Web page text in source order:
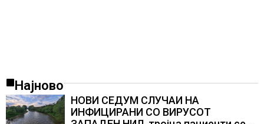
Најново
НОВИ СЕДУМ СЛУЧАИ НА
ИНФИЦИРАНИ СО ВИРУСОТ